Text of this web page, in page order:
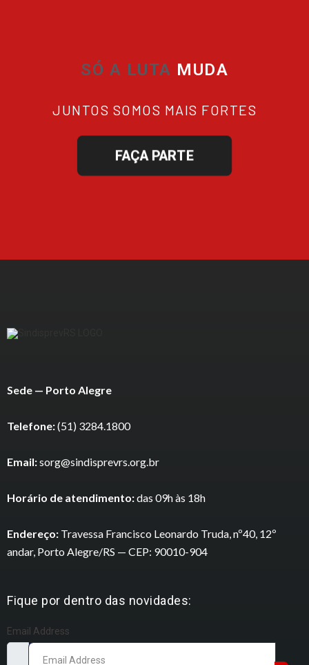
SÓ A LUTA TE GARAN
JUNTOS SOMOS MAIS FORTES
FAÇA PARTE
Sede — Porto Alegre
Telefone:(51) 3284.1800
Email:sorg@sindisprevrs.org.br
Horário de atendimento:das 09h às 18h
Endereço: Travessa Francisco Leonardo Truda, nº40, 12º
andar, Porto Alegre/RS — CEP: 90010-904
Fique por dentro das novidades:
Email Address